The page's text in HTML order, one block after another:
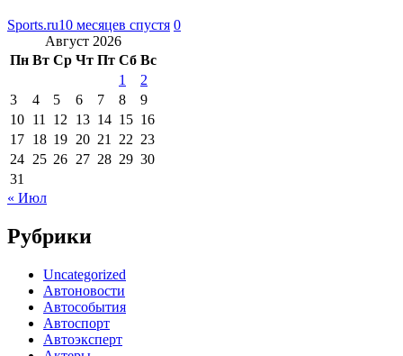
Sports.ru10 месяцев спустя 0
Август 2026
Пн Вт Ср Чт Пт Сб Вс
1
2
3
4 5 6 7 8
9
10 11 12 13 14 15 16
17 18 19 20 21 22 23
24 25 26 27 28 29 30
31
« Июл
Рубрики
Uncategorized
Автоновости
Автособытия
Автоспорт
Автоэксперт